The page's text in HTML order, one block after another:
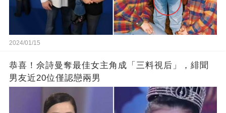
2024/01/15
恭喜！佘詩曼奪最佳女主角成「三料視后」，緋聞
男友近20位僅認戀兩男